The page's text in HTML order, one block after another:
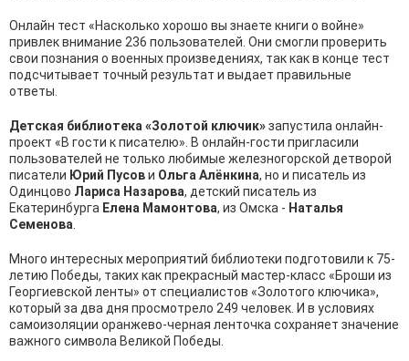
Онлайн тест «Насколько хорошо вы знаете книги о войне»
привлек внимание 236 пользователей. Они смогли проверить
свои познания о военных произведениях, так как в конце тест
подсчитывает точный результат и выдает правильные
ответы.
Детская библиотека «Золотой ключик»запустила онлайн-
проект «В гости к писателю». В онлайн-гости пригласили
пользователей не только любимые железногорской детворой
писатели Юрий Пусови Ольга Алёнкина, но и писатель из
Одинцово Лариса Назарова, детский писатель из
Екатеринбурга Елена Мамонтова, из Омска - Наталья
Семенова
Много интересных мероприятий библиотеки подготовили к 75-
летию Победы, таких как прекрасный мастер-класс «Броши из
Георгиевской ленты» от специалистов «Золотого ключика»,
который за два дня просмотрело 249 человек. И в условиях
самоизоляции оранжево-черная ленточка сохраняет значение
важного символа Великой Победы.